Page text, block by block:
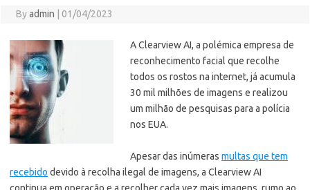
Byadmin 01/04/2023
A Clearview AI, a polémica empresa de
reconhecimento facial que recolhe
todos os rostos na internet, já acumula
30 mil milhões de imagens e realizou
um milhão de pesquisas para a polícia
nos EUA.
Apesar das inúmeras multas que tem
recebido devido à recolha ilegal de imagens, a Clearview AI